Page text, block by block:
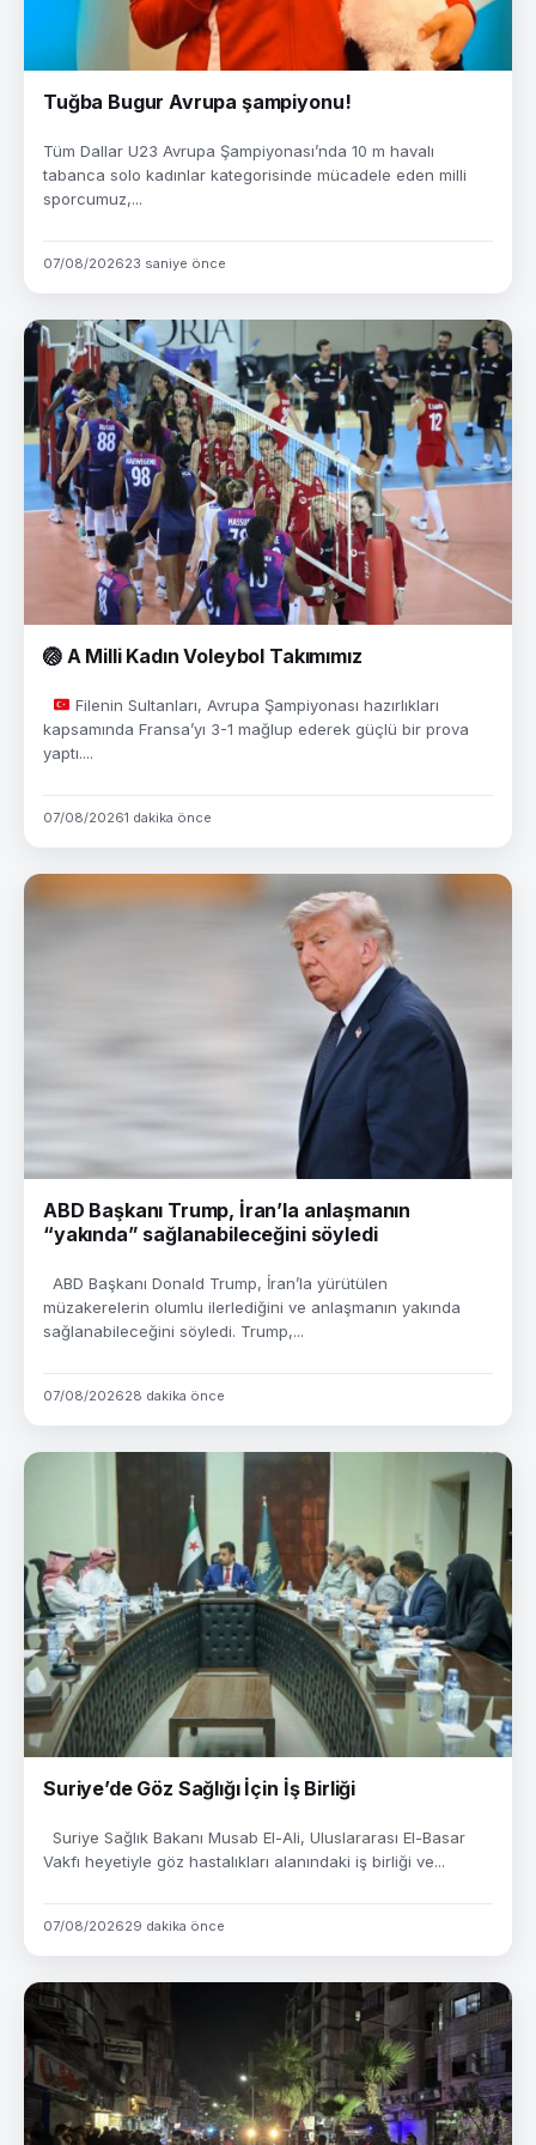
Tuğba Bugur Avrupa şampiyonu!
Tüm Dallar U23 Avrupa Şampiyonası’nda 10 m havalı
tabanca solo kadınlar kategorisinde mücadele eden milli
sporcumuz,...
07/08/202623 saniye önce
🏐 A Milli Kadın Voleybol Takımımız
Filenin Sultanları, Avrupa Şampiyonası hazırlıkları
kapsamında Fransa’yı 3-1 mağlup ederek güçlü bir prova
yaptı....
07/08/20261 dakika önce
ABD Başkanı Trump, İran’la anlaşmanın
“yakında” sağlanabileceğini söyledi
ABD Başkanı Donald Trump, İran’la yürütülen
müzakerelerin olumlu ilerlediğini ve anlaşmanın yakında
sağlanabileceğini söyledi. Trump,...
07/08/202628 dakika önce
Suriye’de Göz Sağlığı İçin İş Birliği
Suriye Sağlık Bakanı Musab El-Ali, Uluslararası El-Basar
Vakfı heyetiyle göz hastalıkları alanındaki iş birliği ve...
07/08/202629 dakika önce